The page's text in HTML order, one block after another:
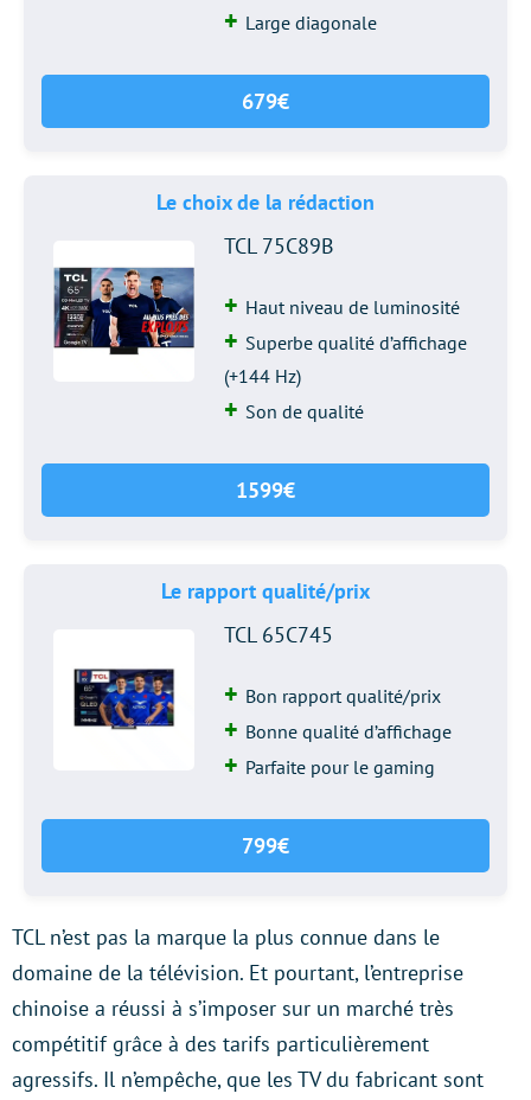
Large diagonale
679€
Le choix de la rédaction
TCL 75C89B
Haut niveau de luminosité
Superbe qualité d’affichage
(+144 Hz)
Son de qualité
1599€
Le rapport qualité/prix
TCL 65C745
Bon rapport qualité/prix
Bonne qualité d’affichage
Parfaite pour le gaming
799€
TCL n’est pas la marque la plus connue dans le
domaine de la télévision. Et pourtant, l’entreprise
chinoise a réussi à s’imposer sur un marché très
compétitif grâce à des tarifs particulièrement
agressifs. Il n’empêche, que les TV du fabricant sont